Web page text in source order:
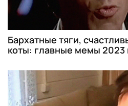
Бархатные тяги,
коты: главные мемы 2023